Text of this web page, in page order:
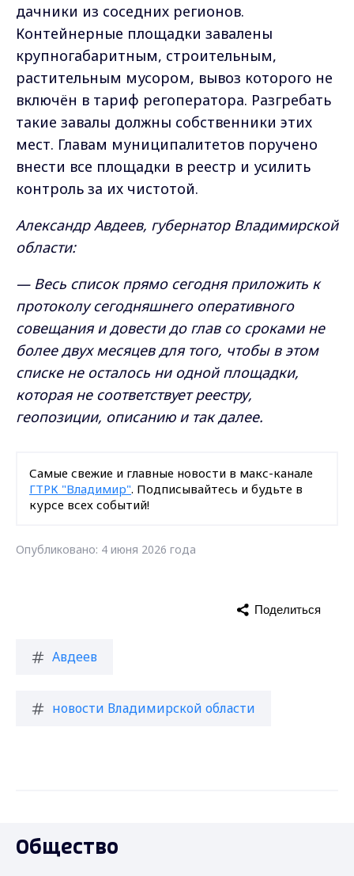
дачники из соседних регионов.
Контейнерные площадки завалены
крупногабаритным, строительным,
растительным мусором, вывоз которого не
включён в тариф регоператора. Разгребать
такие завалы должны собственники этих
мест. Главам муниципалитетов поручено
внести все площадки в реестр и усилить
контроль за их чистотой.
Александр Авдеев, губернатор Владимирской
области:
— Весь список прямо сегодня приложить к
протоколу сегодняшнего оперативного
совещания и довести до глав со сроками не
более двух месяцев для того, чтобы в этом
списке не осталось ни одной площадки,
которая не соответствует реестру,
геопозиции, описанию и так далее.
Самые свежие и главные новости в макс-канале
ГТРК "Владимир". Подписывайтесь и будьте в
курсе всех событий!
Опубликовано: 4 июня 2026 года
Авдеев
новости Владимирской области
Поделиться
Общество